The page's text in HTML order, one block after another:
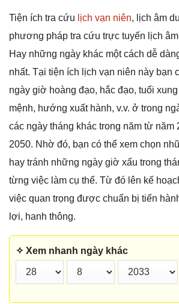
Tiện ích tra cứu lịch vạn niên, lịch âm
phương pháp tra cứu trực tuyến lịch
Hay những ngày khác một cách dễ
nhất. Tại tiện ích lịch vạn niên này bạn
ngày giờ hoàng đạo, hắc đạo, tuổi
mệnh, hướng xuất hành, v.v. ở trong
các ngày tháng khác trong năm từ năm
2050. Nhờ đó, bạn có thể xem chọn
hay tránh những ngày giờ xấu trong
từng việc làm cụ thể. Từ đó lên kế
việc quan trọng được chuẩn bị tiến
lợi, hanh thông.
✧ Xem nhanh ngày khác